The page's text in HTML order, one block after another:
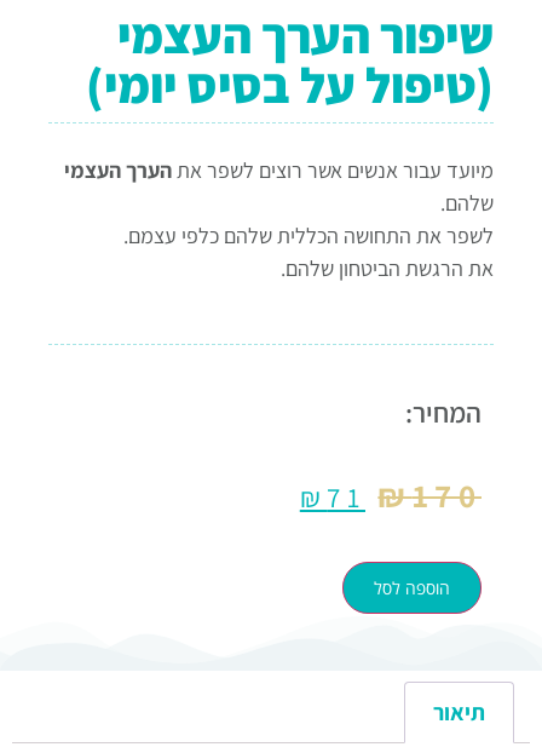
שיפור הערך העצמי
(טיפול על בסיס יומי)
מיועד עבור אנשים אשר רוצים לשפר אתהערך העצמי
שלהם.
לשפר את התחושה הכללית שלהם כלפי עצמם.
את הרגשת הביטחון שלהם.
המחיר:
₪170
₪ 71
הוספה לסל
תיאור